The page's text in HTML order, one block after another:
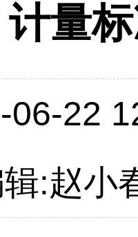
计量
06-22
:赵小